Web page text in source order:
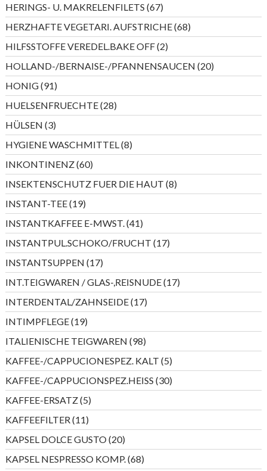
HERINGS- U. MAKRELENFILETS 6767
Produkte
HERZHAFTE VEGETARI. AUFSTRICHE 6868
Produkte
HILFSSTOFFE VEREDEL.BAKE OFF 22
Produkte
HOLLAND-/BERNAISE-/PFANNENSAUCEN 2020
Produkte
HONIG 9191
Produkte
HUELSENFRUECHTE 2828
Produkte
HÜLSEN 33
Produkte
HYGIENE WASCHMITTEL 88
Produkte
INKONTINENZ 6060
Produkte
INSEKTENSCHUTZ FUER DIE HAUT 88
Produkte
INSTANT-TEE 1919
Produkte
INSTANTKAFFEE E-MWST. 4141
Produkte
INSTANTPUL.SCHOKO/FRUCHT 1717
Produkte
INSTANTSUPPEN 1717
Produkte
INT.TEIGWAREN / GLAS-,REISNUDE 1717
Produkte
INTERDENTAL/ZAHNSEIDE 1717
Produkte
INTIMPFLEGE 1919
Produkte
ITALIENISCHE TEIGWAREN 9898
Produkte
KAFFEE-/CAPPUCIONESPEZ. KALT 55
Produkte
KAFFEE-/CAPPUCIONSPEZ.HEISS 3030
Produkte
KAFFEE-ERSATZ 55
Produkte
KAFFEEFILTER 1111
Produkte
KAPSEL DOLCE GUSTO 2020
Produkte
KAPSEL NESPRESSO KOMP. 6868